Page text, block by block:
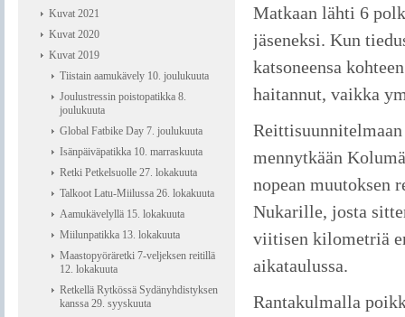
Matkaan lähti 6
jäseneksi. Kun
katsoneensa
haitannut, vaikka
mennytkään
nopean muutoksen
Nukarille, josta
viitisen kilometriä
aikataulussa.
Rantakulmalla
Kuvat 2021
Kuvat 2020
Kuvat 2019
Tiistain aamukävely 10. joulukuuta
Joulustressin poistopatikka 8.
joulukuuta
Global Fatbike Day 7. joulukuuta
Isänpäiväpatikka 10. marraskuuta
Retki Petkelsuolle 27. lokakuuta
Talkoot Latu-Miilussa 26. lokakuuta
Aamukävelyllä 15. lokakuuta
Miilunpatikka 13. lokakuuta
Maastopyöräretki 7-veljeksen reitillä
12. lokakuuta
Retkellä Rytkössä Sydänyhdistyksen
kanssa 29. syyskuuta